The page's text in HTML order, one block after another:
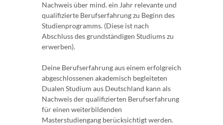
Nachweis über mind. ein Jahr relevante und
qualifizierte Berufserfahrung zu Beginn des
Studienprogramms. (Diese ist nach
Abschluss des grundständigen Studiums zu
erwerben).
Deine Berufserfahrung aus einem erfolgreich
abgeschlossenen akademisch begleiteten
Dualen Studium aus Deutschland kann als
Nachweis der qualifizierten Berufserfahrung
für einen weiterbildenden
Masterstudiengang berücksichtigt werden.